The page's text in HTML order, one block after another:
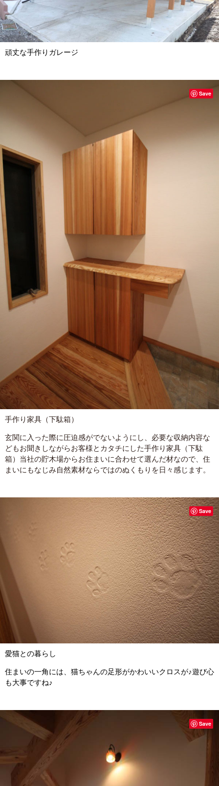
頑丈な手作りガレージ
手作り家具（下駄箱）
玄関に入った際に圧迫感がでないようにし、必要な収納内容な
どもお聞きしながらお客様とカタチにした手作り家具（下駄
箱）当社の貯木場からお住まいに合わせて選んだ材なので、住
まいにもなじみ自然素材ならではのぬくもりを日々感じます。
Save
愛猫との暮らし
住まいの一角には、猫ちゃんの足形がかわいいクロスが♪遊び心
も大事ですね♪
Save
Save